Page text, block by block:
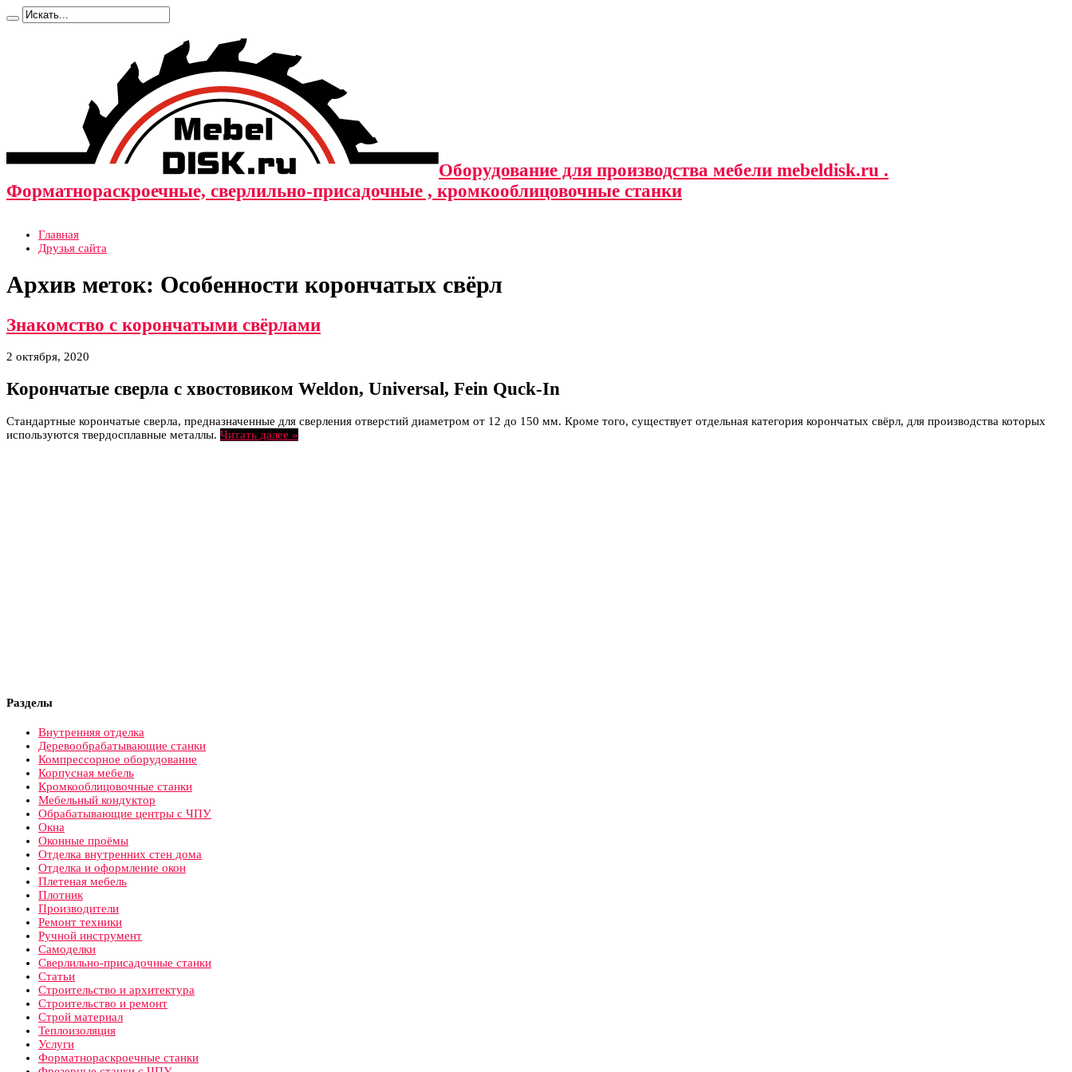
Оборудование для производства мебели mebeldisk.ru .
Форматнораскроечные, сверлильно-присадочные , кромкооблицовочные станки
Главная
Друзья сайта
Архив меток: Особенности корончатых свёрл
Знакомство с корончатыми свёрлами
2 октября, 2020
Корончатые сверла с хвостовиком Weldon, Universal, Fein Quck-In
Стандартные корончатые сверла, предназначенные для сверления отверстий диаметром от 12 до 150 мм. Кроме того, существует отдельная категория корончатых свёрл, для производства которых
используются твердосплавные металлы. Читать далее »
Разделы
Внутренняя отделка
Деревообрабатывающие станки
Компрессорное оборудование
Корпусная мебель
Кромкооблицовочные станки
Мебельный кондуктор
Обрабатывающие центры с ЧПУ
Окна
Оконные проёмы
Отделка внутренних стен дома
Отделка и оформление окон
Плетеная мебель
Плотник
Производители
Ремонт техники
Ручной инструмент
Самоделки
Сверлильно-присадочные станки
Статьи
Строительство и архитектура
Строительство и ремонт
Строй материал
Теплоизоляция
Услуги
Форматнораскроечные станки